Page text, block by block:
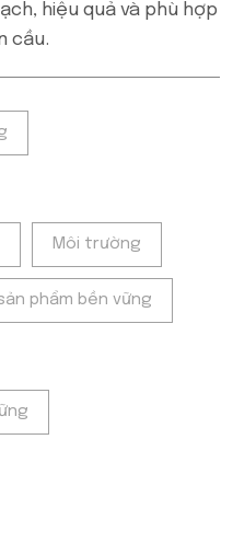
hiệu quả và phù hợp
cầu.
Môi trường
phẩm bền vững